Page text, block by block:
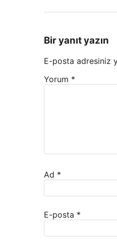
Bir yanıt yazın
E-posta adresiniz
Yorum *
Ad *
E-posta *